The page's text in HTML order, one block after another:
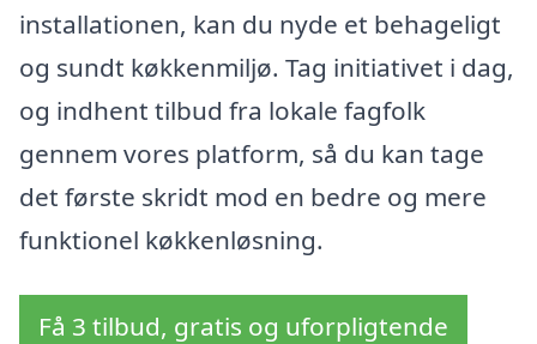
installationen, kan du nyde et behageligt
og sundt køkkenmiljø. Tag initiativet i dag,
og indhent tilbud fra lokale fagfolk
gennem vores platform, så du kan tage
det første skridt mod en bedre og mere
funktionel køkkenløsning.
Få 3 tilbud, gratis og uforpligtende